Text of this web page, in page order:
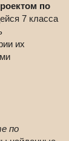
по
7 класса
их
по